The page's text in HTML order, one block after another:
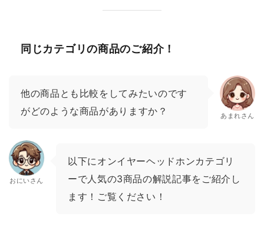
同じカテゴリの商品のご紹介！
他の商品とも比較をしてみたいのです
がどのような商品がありますか？
あまれさん
おにいさん
以下にオンイヤーヘッドホンカテゴリ
ーで人気の3商品の解説記事をご紹介し
ます！ご覧ください！